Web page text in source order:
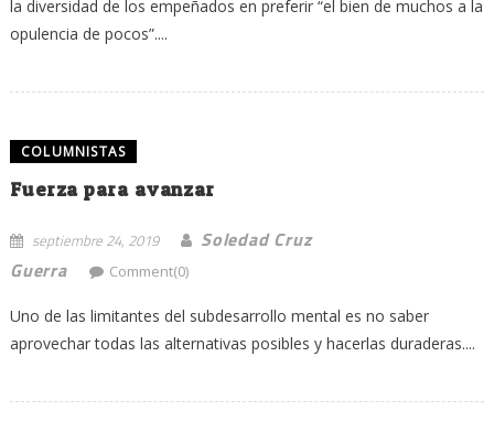
la diversidad de los empeñados en preferir “el bien de muchos a la
opulencia de pocos”....
COLUMNISTAS
Fuerza para avanzar
septiembre 24, 2019
Soledad Cruz
Guerra
Comment(0)
Uno de las limitantes del subdesarrollo mental es no saber
aprovechar todas las alternativas posibles y hacerlas duraderas....